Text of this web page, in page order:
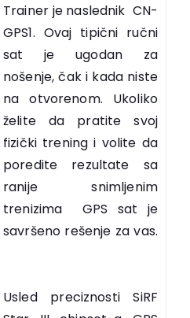
Trainer je naslednik CN-
GPS1. Ovaj tipični ručni
sat je ugodan za
nošenje, čak i kada niste
na otvorenom. Ukoliko
želite da pratite svoj
fizički trening i volite da
poredite rezultate sa
ranije snimljenim
trenizima GPS sat je
savršeno rešenje za vas.
Usled preciznosti SiRF